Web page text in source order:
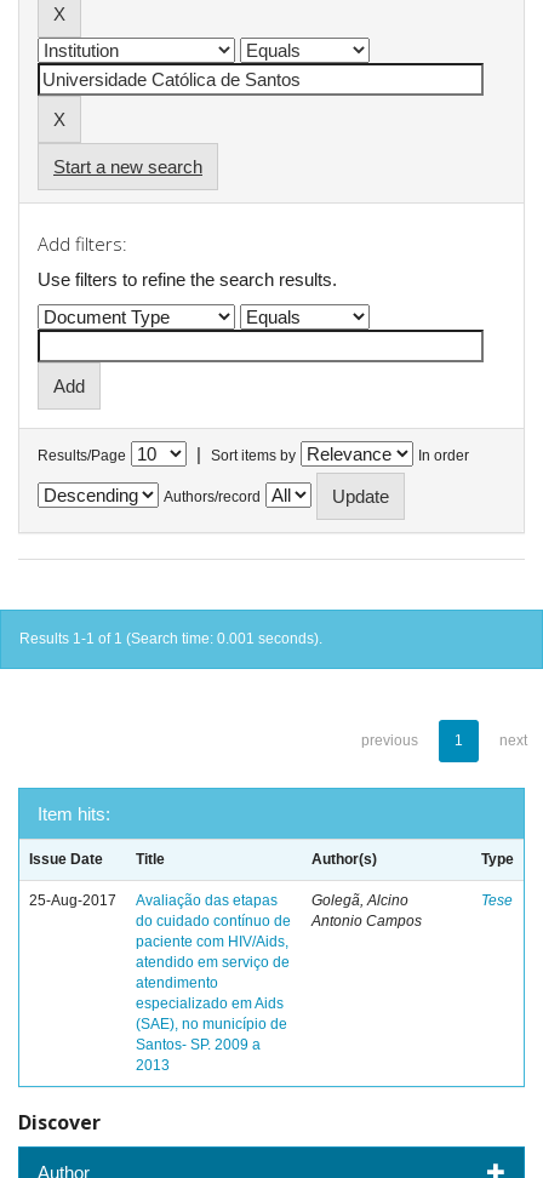
Start a new search
Add filters:
Use filters to refine the search results.
Results/Page | Sort items by In order
Authors/record
Results 1-1 of 1 (Search time: 0.001 seconds).
previous 1 next
Item hits:
Issue Date Title Author(s) Type
25-Aug-2017
Avaliação das etapas
do cuidado contínuo de
paciente com HIV/Aids,
atendido em serviço de
atendimento
especializado em Aids
(SAE), no município de
Santos- SP. 2009 a
2013
Golegã, Alcino
Antonio Campos
Tese
Discover
Author